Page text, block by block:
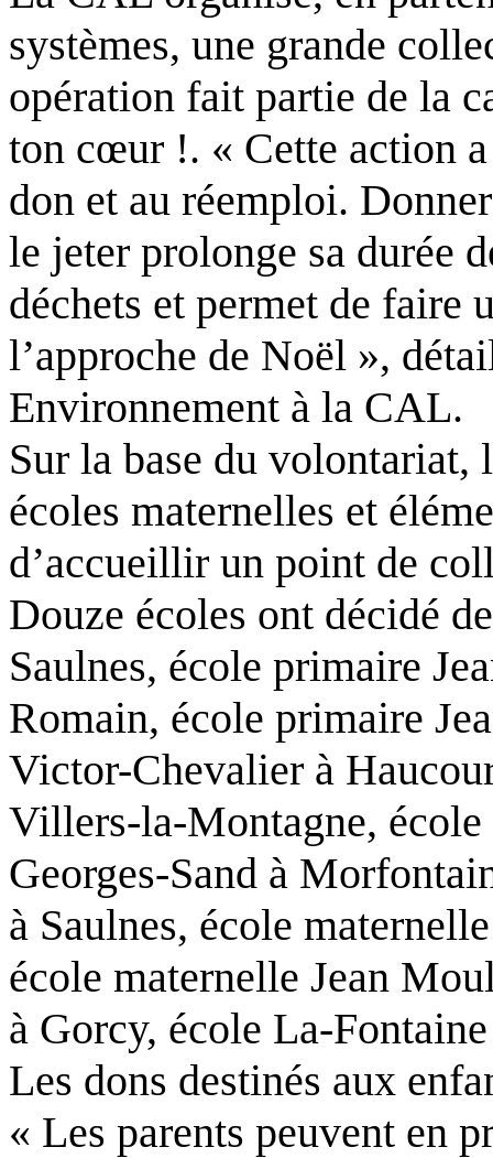
systèmes, une grande
opération fait partie de la
ton cœur !. « Cette action
don et au réemploi.
le jeter prolonge sa durée
déchets et permet de faire
l’approche de Noël »,
Environnement à la CAL.
Sur la base du
écoles maternelles et
d’accueillir un point de
Douze écoles ont décidé
Saulnes, école primaire
Romain, école primaire
Victor-Chevalier à
Villers-la-Montagne,
Georges-Sand à
à Saulnes, école
école maternelle Jean
à Gorcy, école La-
Les dons destinés aux
« Les parents peuvent en